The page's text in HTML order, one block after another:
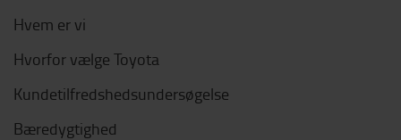
Hvem er vi
Hvorfor vælge Toyota
Kundetilfredshedsundersøgelse
Bæredygtighed